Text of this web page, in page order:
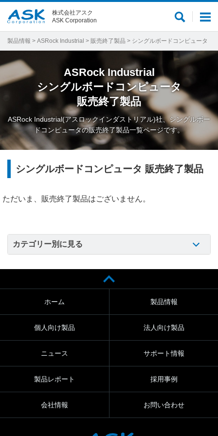
メ
ュ
ー
サ
ト
内
検
株式会社アスク
ASK Corporation
製品情報 > ASRock Industrial > 販売終了製品 > シングルボードコンピュータ
ASRock Industrial
シングルボードコンピュータ
販売終了製品
ASRock Industrial(アスロックインダストリアル)社、シングルボー
ドコンピュータの販売終了製品一覧ページです。
シングルボードコンピュータ 販売終了製品
ただいま、販売終了製品はございません。
カテゴリー別に見る
ホーム 製品情報
個人向け製品 法人向け製品
ニュース サポート情報
製品レポート 採用事例
会社情報 お問い合わせ